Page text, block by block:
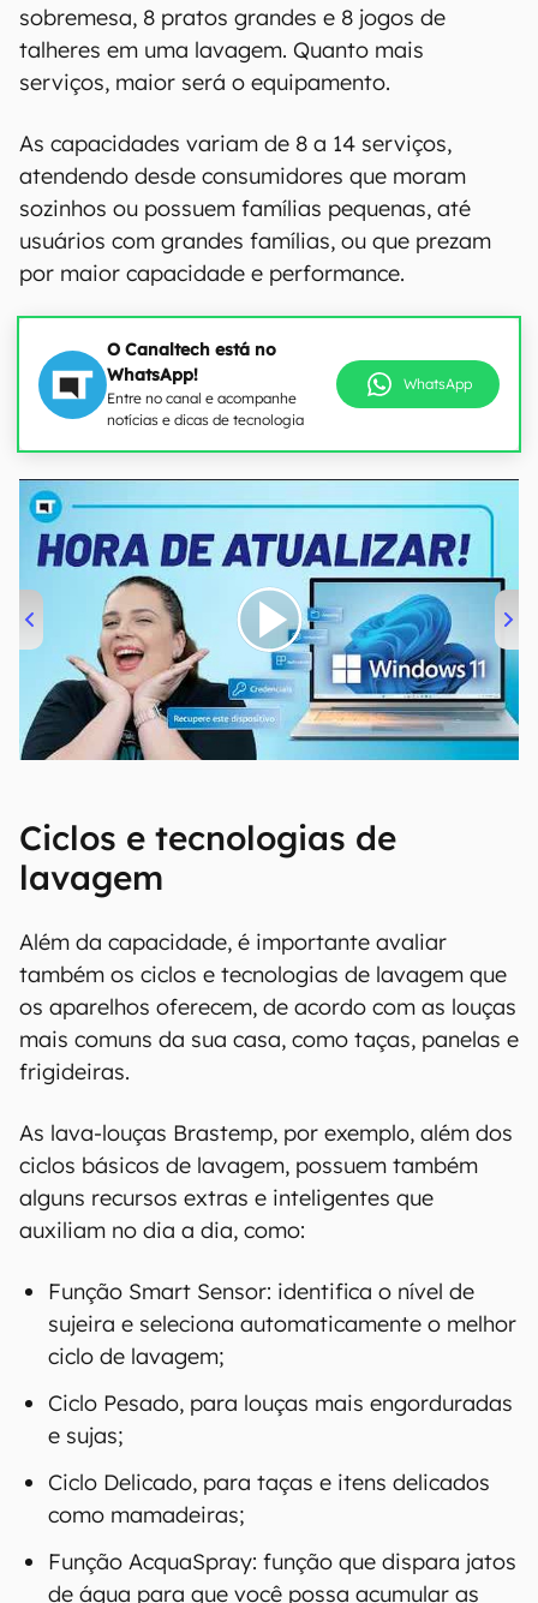
sobremesa, 8 pratos grandes e 8 jogos de
talheres em uma lavagem. Quanto mais
serviços, maior será o equipamento.
As capacidades variam de 8 a 14 serviços,
atendendo desde consumidores que moram
sozinhos ou possuem famílias pequenas, até
usuários com grandes famílias, ou que prezam
por maior capacidade e performance.
O Canaltech está no
WhatsApp!
Entre no canal e acompanhe
notícias e dicas de tecnologia
WhatsApp
00:00 04:52
Ciclos e tecnologias de
lavagem
Além da capacidade, é importante avaliar
também os ciclos e tecnologias de lavagem que
os aparelhos oferecem, de acordo com as louças
mais comuns da sua casa, como taças, panelas e
frigideiras.
As lava-louças Brastemp, por exemplo, além dos
ciclos básicos de lavagem, possuem também
alguns recursos extras e inteligentes que
auxiliam no dia a dia, como:
Função Smart Sensor: identifica o nível de
sujeira e seleciona automaticamente o melhor
ciclo de lavagem;
Ciclo Pesado, para louças mais engorduradas
e sujas;
Ciclo Delicado, para taças e itens delicados
como mamadeiras;
Função AcquaSpray: função que dispara jatos
de água para que você possa acumular as